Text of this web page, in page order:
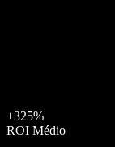
+325%
ROI Médio